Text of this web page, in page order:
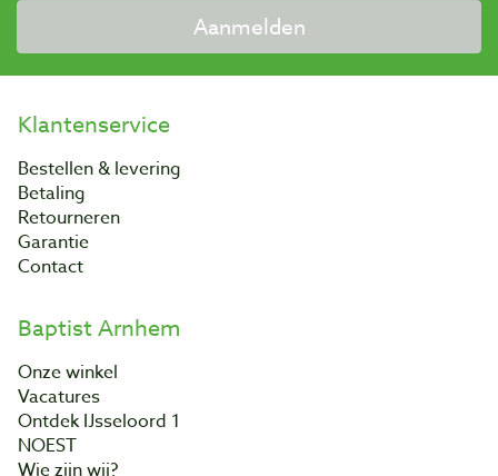
Aanmelden
Klantenservice
Bestellen & levering
Betaling
Retourneren
Garantie
Contact
Baptist Arnhem
Onze winkel
Vacatures
Ontdek IJsseloord 1
NOEST
Wie zijn wij?